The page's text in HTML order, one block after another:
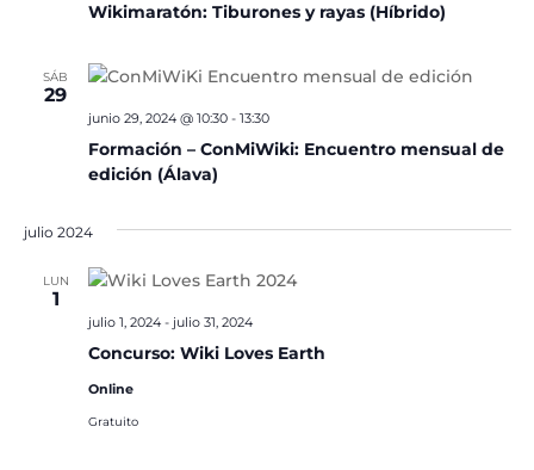
Wikimaratón: Tiburones y rayas (Híbrido)
SÁB
29
Formación – ConMiWiki: Encuentro mensual de
edición (Álava)
junio 29, 2024 @ 10:30- 13:30
julio 2024
LUN
1
Concurso: Wiki Loves Earth
julio 1, 2024- julio 31, 2024
Online
Gratuito